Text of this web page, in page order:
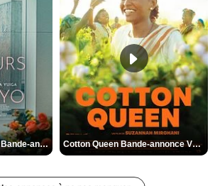
Des Fleurs pour Tokyo Bande-annonce VO STFR Cotton Queen Bande-annonce VO STFR